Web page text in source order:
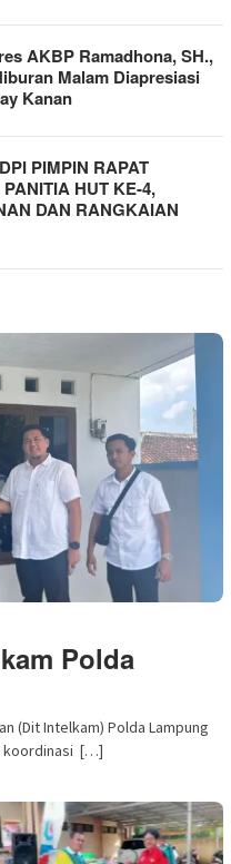
AKBP Ramadhona, SH.,
Malam Diapresiasi
Kanan
PIMPIN RAPAT
HUT KE-4,
DAN RANGKAIAN
Polda
(Dit Intelkam) Polda Lampung
koordinasi […]